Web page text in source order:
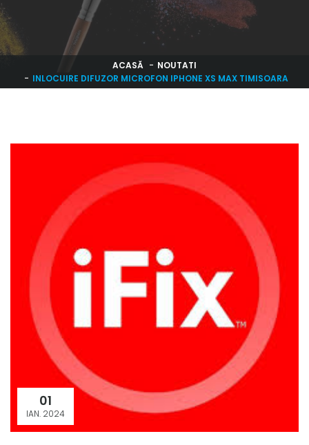
ACASĂ
NOUTATI
INLOCUIRE DIFUZOR MICROFON IPHONE XS MAX TIMISOARA
01
IAN. 2024